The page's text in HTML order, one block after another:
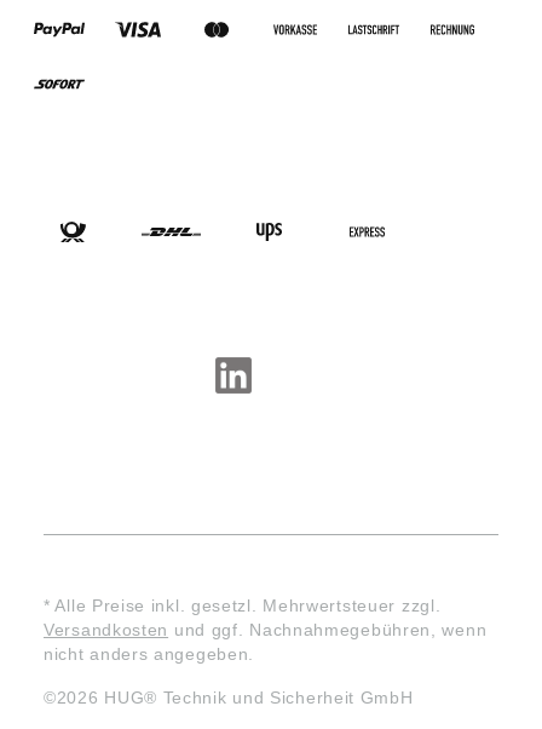
* Alle Preise inkl. gesetzl. Mehrwertsteuer zzgl.
Versandkosten und ggf. Nachnahmegebühren, wenn
nicht anders angegeben.
©2026 HUG® Technik und Sicherheit GmbH